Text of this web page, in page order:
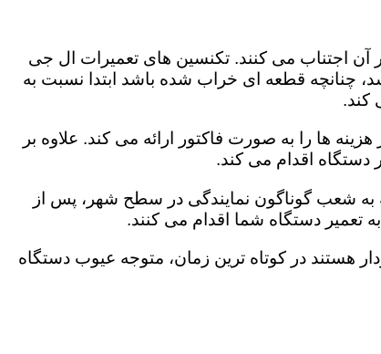
آن اجتناب می کنند. تکنسین های تعمیرات ال جی
چنانچه قطعه ای خراب شده باشد ابتدا نسبت به
کند.
ها را به صورت فاکتور ارائه می کند. علاوه بر
دستگاه اقدام می کند.
به شعب گوناگون نمایندگی در سطح شهر، پس از
دستگاه شما اقدام می کنند.
هستند در کوتاه ترین زمان، متوجه عیوب دستگاه